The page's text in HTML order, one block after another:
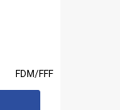
FDM/FFF